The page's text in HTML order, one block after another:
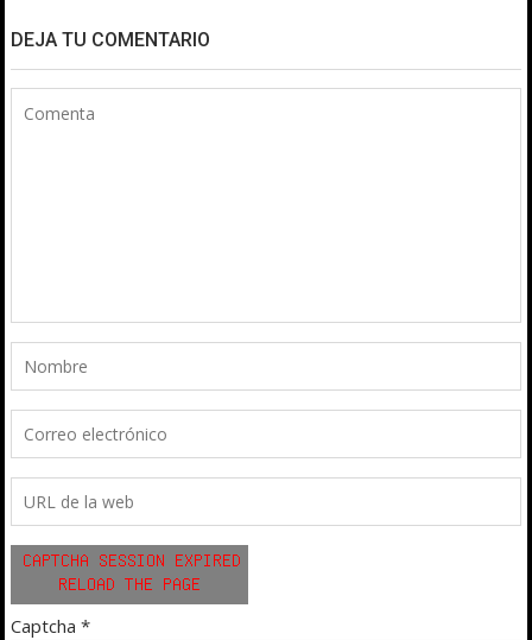
DEJA TU COMENTARIO
Captcha *